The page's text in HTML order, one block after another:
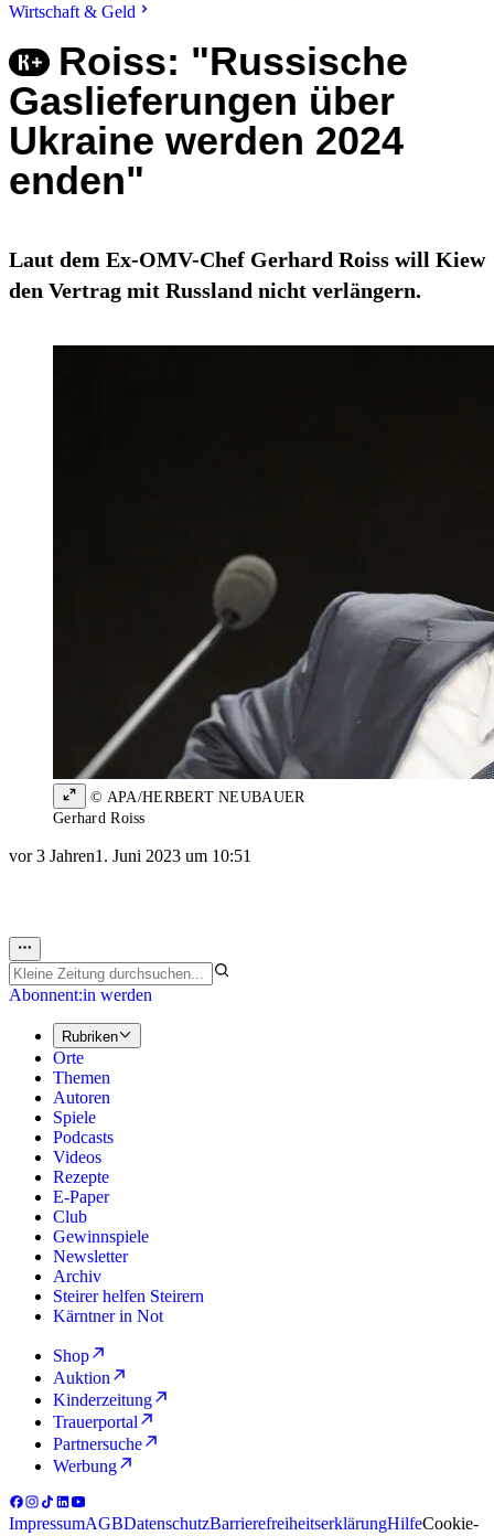
Wirtschaft & Geld
Roiss: "Russische
Gaslieferungen über
Ukraine werden 2024
enden"
Laut dem Ex-OMV-Chef Gerhard Roiss will Kiew
den Vertrag mit Russland nicht verlängern.
© APA/HERBERT NEUBAUER
Gerhard Roiss
vor 3 Jahren1. Juni 2023 um 10:51
Abonnent:in werden
Rubriken
Orte
Themen
Autoren
Spiele
Podcasts
Videos
Rezepte
E-Paper
Club
Gewinnspiele
Newsletter
Archiv
Steirer helfen Steirern
Kärntner in Not
Shop
Auktion
Kinderzeitung
Trauerportal
Partnersuche
Werbung
ImpressumAGBDatenschutzBarrierefreiheitserklärungHilfeCookie-